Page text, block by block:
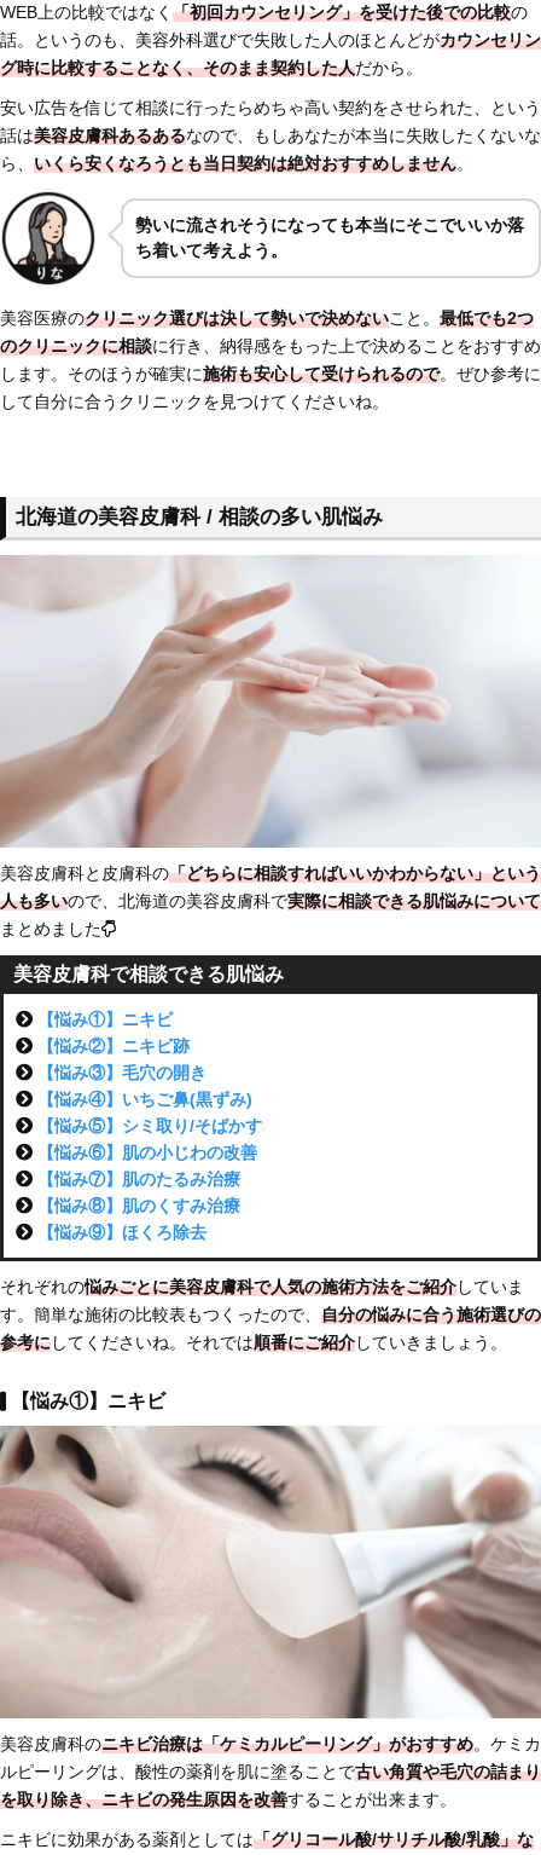
WEB上の比較ではなく 「初回カウンセリング」を受けた後での比較の
話。というのも、美容外科選びで失敗した人のほとんどがカウンセリン
グ時に比較することなく、そのまま契約した人だから。
安い広告を信じて相談に行ったらめちゃ高い契約をさせられた、という
話は美容皮膚科あるあるなので、もしあなたが本当に失敗したくないな
ら、 いくら安くなろうとも当日契約は絶対おすすめしません。
勢いに流されそうになっても本当にそこでいいか落
ち着いて考えよう。
美容医療のクリニック選びは決して勢いで決めないこと。 最低でも2つ
のクリニックに相談に行き、納得感をもった上で決めることをおすすめ
します。そのほうが確実に施術も安心して受けられるので。ぜひ参考に
して自分に合うクリニックを見つけてくださいね。
北海道の美容皮膚科 / 相談の多い肌悩み
美容皮膚科と皮膚科の「どちらに相談すればいいかわからない」という
人も多いので、北海道の美容皮膚科で実際に相談できる肌悩みについて
まとめました
美容皮膚科で相談できる肌悩み
【悩み①】ニキビ
【悩み②】ニキビ跡
【悩み③】毛穴の開き
【悩み④】いちご鼻(黒ずみ)
【悩み⑤】シミ取り/そばかす
【悩み⑥】肌の小じわの改善
【悩み⑦】肌のたるみ治療
【悩み⑧】肌のくすみ治療
【悩み⑨】ほくろ除去
それぞれの悩みごとに美容皮膚科で人気の施術方法をご紹介していま
す。簡単な施術の比較表もつくったので、 自分の悩みに合う施術選びの
参考にしてくださいね。それでは順番にご紹介していきましょう。
【悩み①】ニキビ
美容皮膚科のニキビ治療は「ケミカルピーリング」がおすすめ。ケミカ
ルピーリングは、酸性の薬剤を肌に塗ることで古い角質や毛穴の詰まり
を取り除き、ニキビの発生原因を改善することが出来ます。
ニキビに効果がある薬剤としては「グリコール酸/サリチル酸/乳酸」な